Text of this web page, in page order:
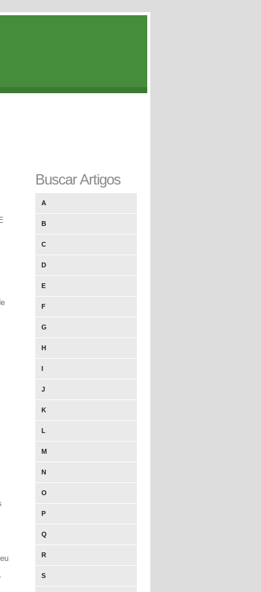
Buscar Artigos
A
B
C
D
E
F
G
H
I
J
K
L
M
N
O
P
Q
R
S